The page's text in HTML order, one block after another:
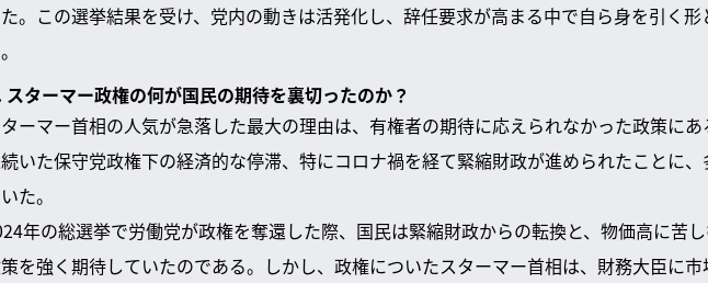
。この選挙結果を受け、党内の動きは活発化し、辞任要求が高まる中で自ら身を引く
スターマー政権の何が国民の期待を裏切ったのか？
ーマー首相の人気が急落した最大の理由は、有権者の期待に応えられなかった政策に
いた保守党政権下の経済的な停滞、特にコロナ禍を経て緊縮財政が進められたことに
た。
年の総選挙で労働党が政権を奪還した際、国民は緊縮財政からの転換と、物価高に苦
を強く期待していたのである。しかし、政権についたスターマー首相は、財務大臣に